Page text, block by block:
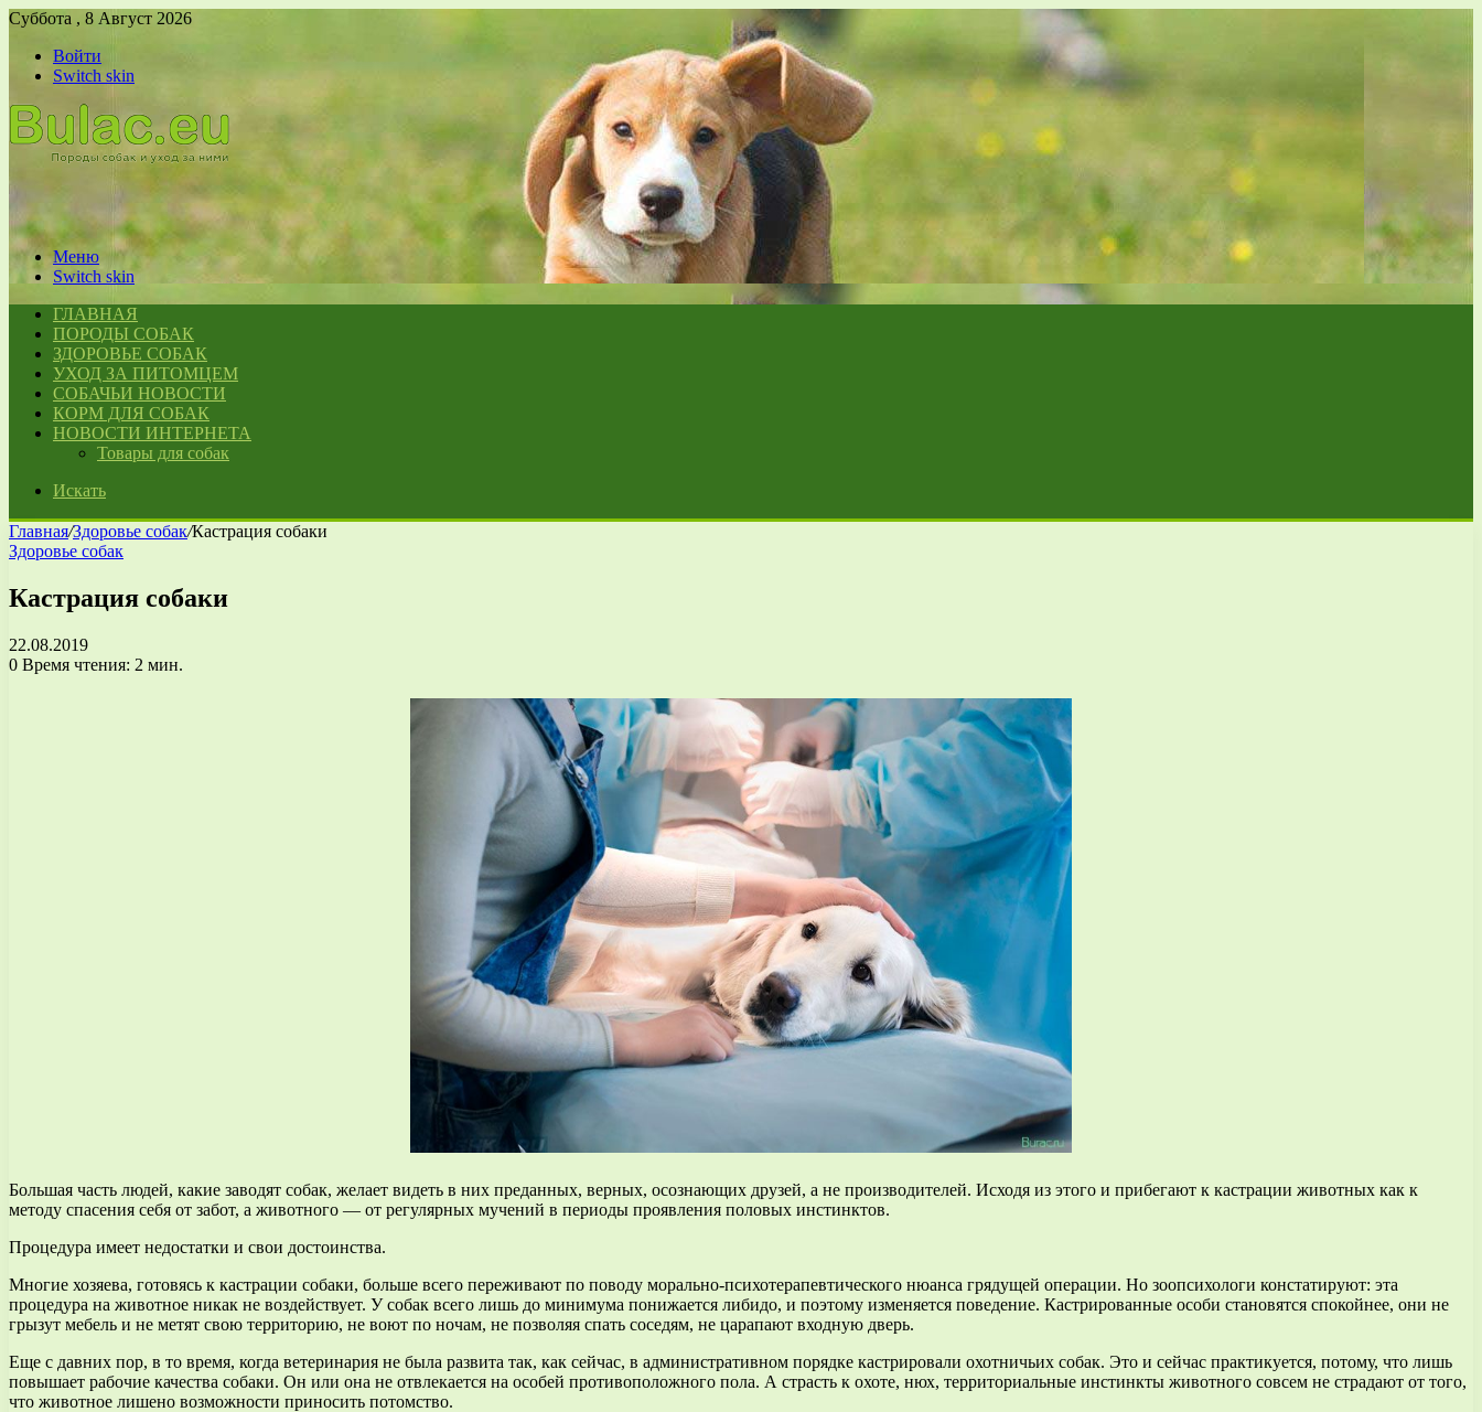
Суббота , 8 Август 2026
Войти
Switch skin
Меню
Switch skin
ГЛАВНАЯ
ПОРОДЫ СОБАК
ЗДОРОВЬЕ СОБАК
УХОД ЗА ПИТОМЦЕМ
СОБАЧЬИ НОВОСТИ
КОРМ ДЛЯ СОБАК
НОВОСТИ ИНТЕРНЕТА
Товары для собак
Искать
Главная/Здоровье собак/Кастрация собаки
Здоровье собак
Кастрация собаки
22.08.2019
0 Время чтения: 2 мин.
Большая часть людей, какие заводят собак, желает видеть в них преданных, верных, осознающих друзей, а не производителей. Исходя из этого и прибегают к кастрации животных как к
методу спасения себя от забот, а животного — от регулярных мучений в периоды проявления половых инстинктов.
Процедура имеет недостатки и свои достоинства.
Многие хозяева, готовясь к кастрации собаки, больше всего переживают по поводу морально-психотерапевтического нюанса грядущей операции. Но зоопсихологи констатируют: эта
процедура на животное никак не воздействует. У собак всего лишь до минимума понижается либидо, и поэтому изменяется поведение. Кастрированные особи становятся спокойнее, они не
грызут мебель и не метят свою территорию, не воют по ночам, не позволяя спать соседям, не царапают входную дверь.
Еще с давних пор, в то время, когда ветеринария не была развита так, как сейчас, в административном порядке кастрировали охотничьих собак. Это и сейчас практикуется, потому, что лишь
повышает рабочие качества собаки. Он или она не отвлекается на особей противоположного пола. А страсть к охоте, нюх, территориальные инстинкты животного совсем не страдают от того,
что животное лишено возможности приносить потомство.